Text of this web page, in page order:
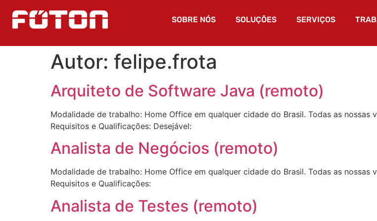
SOBRE NÓS SOLUÇÕES SERVIÇOS
Autor: felipe.frota
Arquiteto de Software Java (remoto)
Modalidade de trabalho: Home Office em qualquer cidade do Brasil. Todas as nossas
Requisitos e Qualificações: Desejável:
Analista de Negócios (remoto)
Modalidade de trabalho: Home Office em qualquer cidade do Brasil. Todas as nossas
Requisitos e Qualificações:
Analista de Testes (remoto)